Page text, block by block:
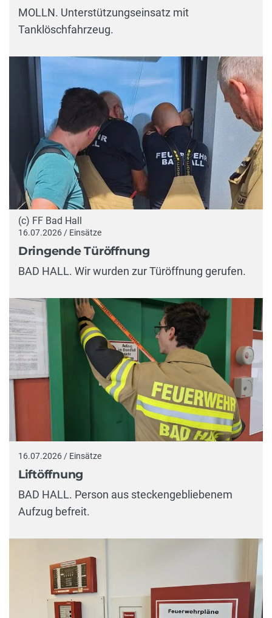
MOLLN. Unterstützungseinsatz mit
Tanklöschfahrzeug.
(c) FF Bad Hall
16.07.2026 / Einsätze
Dringende Türöffnung
BAD HALL. Wir wurden zur Türöffnung gerufen.
16.07.2026 / Einsätze
Liftöffnung
BAD HALL. Person aus steckengebliebenem
Aufzug befreit.